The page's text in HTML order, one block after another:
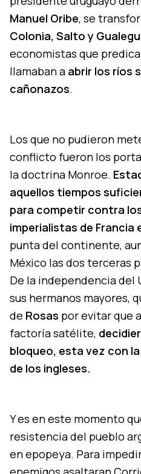
Manuel Oribe, se
Colonia, Salto y
economistas que
llamaban a abrir los ríos
cañonazos.
Los que no pudieron
conflicto fueron los
la doctrina Monroe.
aquellos tiempos
para competir contra
imperialistas de Francia
punta del continente,
México las dos terceras
De la independencia del
sus hermanos mayores,
de Rosas por evitar que
factoría satélite,
bloqueo, esta vez con
de los ingleses.
Y es en este momento
resistencia del pueblo
en epopeya. Para